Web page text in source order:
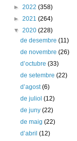
► 2022 (358)
► 2021 (264)
▼ 2020 (228)
de desembre(11)
de novembre(26)
d’octubre(33)
de setembre(22)
d’agost(6)
de juliol(12)
de juny(22)
de maig(22)
d’abril(12)